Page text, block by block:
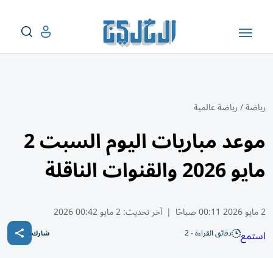
رياضة/رياضة عالمية
موعد مباريات اليوم السبت 2
مايو 2026 والقنوات الناقلة
2 مايو 2026 00:11 صباحًا | آخر تحديث:2 مايو 00:42 2026
استمع دقائق القراءة - 2 شارك